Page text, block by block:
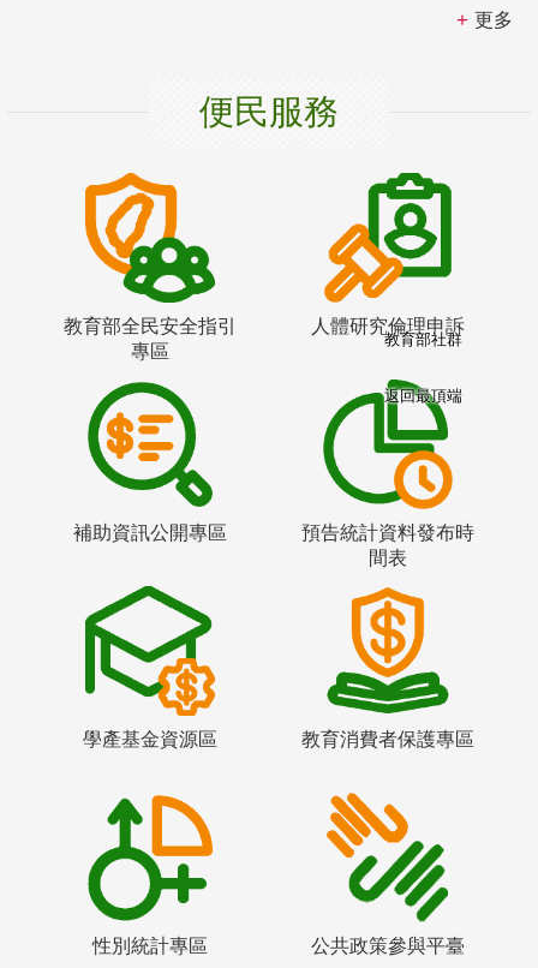
更多
便民服務
教育部全民安全指引
專區
人體研究倫理申訴
補助資訊公開專區
預告統計資料發布時
間表
學產基金資源區 教育消費者保護專區
性別統計專區 公共政策參與平臺
教育部社群
返回最頂端